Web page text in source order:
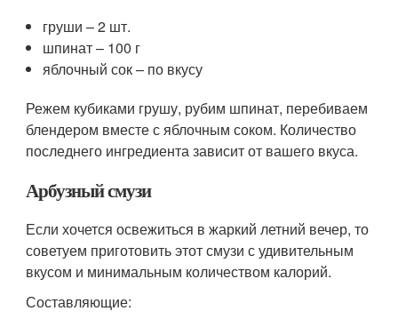
груши – 2 шт.
шпинат – 100 г
яблочный сок – по вкусу
Режем кубиками грушу, рубим шпинат, перебиваем
блендером вместе с яблочным соком. Количество
последнего ингредиента зависит от вашего вкуса.
Арбузный смузи
Если хочется освежиться в жаркий летний вечер, то
советуем приготовить этот смузи с удивительным
вкусом и минимальным количеством калорий.
Составляющие: